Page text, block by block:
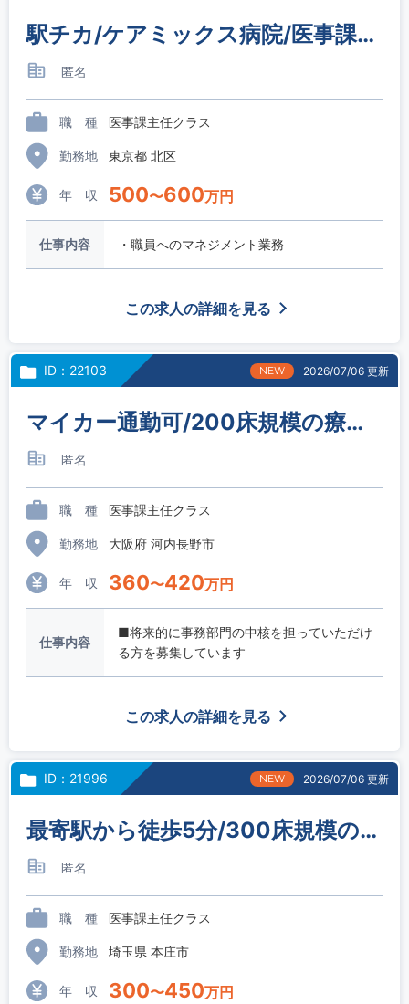
駅チカ/ケアミックス病院/医事課主任～係長クラス
匿名
職 種 医事課主任クラス
年 収 500〜600万円
勤務地 東京都 北区
仕事内容 ・職員へのマネジメント業務
この求人の詳細を見る
ID：22103 NEW 2026/07/06 更新
マイカー通勤可/200床規模の療養型病院/医事課員（主任クラス）
匿名
職 種 医事課主任クラス
年 収 360〜420万円
勤務地 大阪府 河内長野市
仕事内容
■将来的に事務部門の中核を担っていただけ
る方を募集しています
この求人の詳細を見る
ID：21996 NEW 2026/07/06 更新
最寄駅から徒歩5分/300床規模の総合病院/医事課 主任候補
匿名
職 種 医事課主任クラス
年 収 300〜450万円
勤務地 埼玉県 本庄市